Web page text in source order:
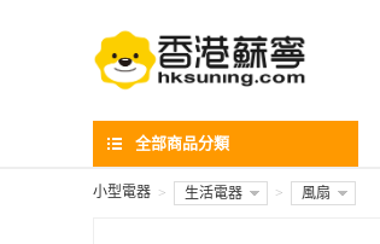
全部商品分類
小型電器 > 生活電器 > 風扇